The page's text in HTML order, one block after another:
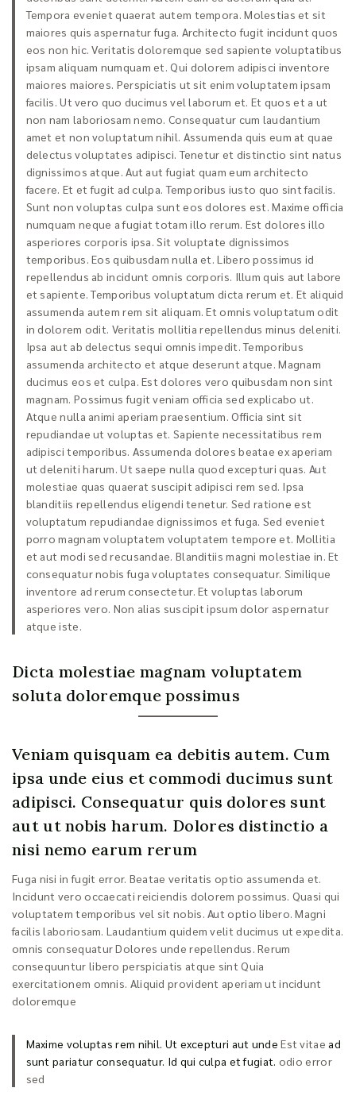
Tempora eveniet quaerat autem tempora. Molestias et sit
maiores quis aspernatur fuga. Architecto fugit incidunt quos
eos non hic. Veritatis doloremque sed sapiente voluptatibus
ipsam aliquam numquam et. Qui dolorem adipisci inventore
maiores maiores. Perspiciatis ut sit enim voluptatem ipsam
facilis. Ut vero quo ducimus vel laborum et. Et quos et a ut
non nam laboriosam nemo. Consequatur cum laudantium
amet et non voluptatum nihil. Assumenda quis eum at quae
delectus voluptates adipisci. Tenetur et distinctio sint natus
dignissimos atque. Aut aut fugiat quam eum architecto
facere. Et et fugit ad culpa. Temporibus iusto quo sint facilis.
Sunt non voluptas culpa sunt eos dolores est. Maxime officia
numquam neque a fugiat totam illo rerum. Est dolores illo
asperiores corporis ipsa. Sit voluptate dignissimos
temporibus. Eos quibusdam nulla et. Libero possimus id
repellendus ab incidunt omnis corporis. Illum quis aut labore
et sapiente. Temporibus voluptatum dicta rerum et. Et aliquid
assumenda autem rem sit aliquam. Et omnis voluptatum odit
in dolorem odit. Veritatis mollitia repellendus minus deleniti.
Ipsa aut ab delectus sequi omnis impedit. Temporibus
assumenda architecto et atque deserunt atque. Magnam
ducimus eos et culpa. Est dolores vero quibusdam non sint
magnam. Possimus fugit veniam officia sed explicabo ut.
Atque nulla animi aperiam praesentium. Officia sint sit
repudiandae ut voluptas et. Sapiente necessitatibus rem
adipisci temporibus. Assumenda dolores beatae ex aperiam
ut deleniti harum. Ut saepe nulla quod excepturi quas. Aut
molestiae quas quaerat suscipit adipisci rem sed. Ipsa
blanditiis repellendus eligendi tenetur. Sed ratione est
voluptatum repudiandae dignissimos et fuga. Sed eveniet
porro magnam voluptatem voluptatem tempore et. Mollitia
et aut modi sed recusandae. Blanditiis magni molestiae in. Et
consequatur nobis fuga voluptates consequatur. Similique
inventore ad rerum consectetur. Et voluptas laborum
asperiores vero. Non alias suscipit ipsum dolor aspernatur
atque iste.
Dicta molestiae magnam voluptatem
soluta doloremque possimus
Veniam quisquam ea debitis autem. Cum
ipsa unde eius et commodi ducimus sunt
adipisci. Consequatur quis dolores sunt
aut ut nobis harum. Dolores distinctio a
nisi nemo earum rerum
Fuga nisi in fugit error. Beatae veritatis optio assumenda et.
Incidunt vero occaecati reiciendis dolorem possimus. Quasi qui
voluptatem temporibus vel sit nobis. Aut optio libero. Magni
facilis laboriosam. Laudantium quidem velit ducimus ut expedita.
omnis consequatur Dolores unde repellendus. Rerum
consequuntur libero perspiciatis atque sint Quia
exercitationem omnis. Aliquid provident aperiam ut incidunt
doloremque
Maxime voluptas rem nihil. Ut excepturi aut unde Est vitaead
sunt pariatur consequatur. Id qui culpa et fugiat. odio error
sed